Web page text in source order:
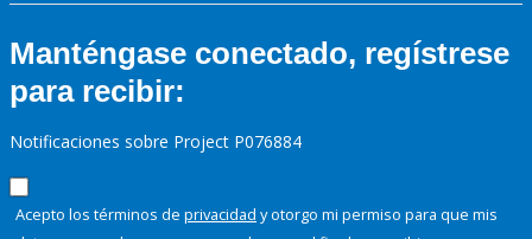
Manténgase conectado, regístrese
para recibir:
Notificaciones sobre Project P076884
Acepto los términos de privacidad y otorgo mi permiso para que mis